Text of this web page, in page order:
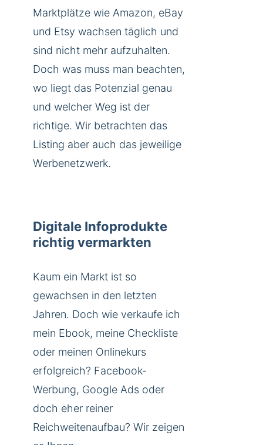
Marktplätze wie Amazon, eBay
und Etsy wachsen täglich und
sind nicht mehr aufzuhalten.
Doch was muss man beachten,
wo liegt das Potenzial genau
und welcher Weg ist der
richtige. Wir betrachten das
Listing aber auch das jeweilige
Werbenetzwerk.
Digitale Infoprodukte
richtig vermarkten
Kaum ein Markt ist so
gewachsen in den letzten
Jahren. Doch wie verkaufe ich
mein Ebook, meine Checkliste
oder meinen Onlinekurs
erfolgreich? Facebook-
Werbung, Google Ads oder
doch eher reiner
Reichweitenaufbau? Wir zeigen